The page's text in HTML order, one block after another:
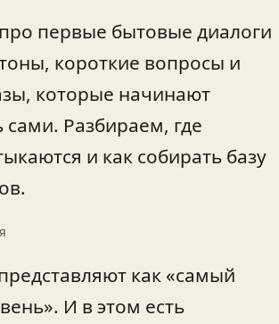
первые бытовые диалоги
короткие вопросы и
которые начинают
сами. Разбираем, где
и как собирать базу
как «самый
И в этом есть